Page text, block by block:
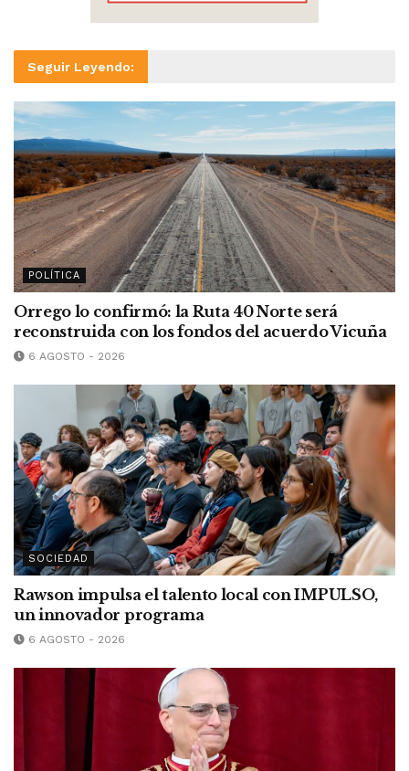
Seguir Leyendo:
POLÍTICA
Orrego lo confirmó: la Ruta 40 Norte será
reconstruida con los fondos del acuerdo Vicuña
6 AGOSTO - 2026
SOCIEDAD
Rawson impulsa el talento local con IMPULSO,
un innovador programa
6 AGOSTO - 2026